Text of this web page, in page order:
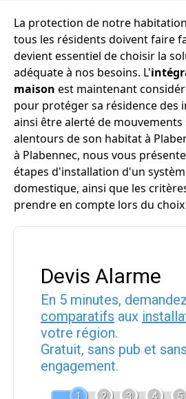
La protection de notre
tous les résidents doivent faire
devient essentiel de choisir la
adéquate à nos besoins. L'
maison est maintenant
pour protéger sa résidence des
ainsi être alerté de mouvements
alentours de son habitat à
à Plabennec, nous vous
étapes d'installation d'un
domestique, ainsi que les
prendre en compte lors du
Devis Alarme
En 5 minutes,
comparatifs aux
votre région.
Gratuit, sans pub et sans
engagement.
1 2 3 4 5